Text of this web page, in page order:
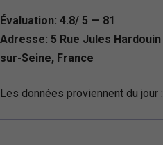
Évaluation: 4.8/ 5 — 81
Adresse: 5 Rue Jules
sur-Seine, France
Les données proviennent du jour :